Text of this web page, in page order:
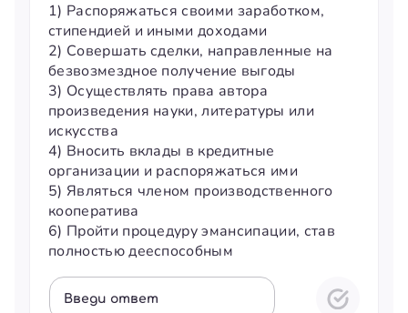
1) Распоряжаться своими заработком,
стипендией и иными доходами
2) Совершать сделки, направленные на
безвозмездное получение выгоды
3) Осуществлять права автора
произведения науки, литературы или
искусства
4) Вносить вклады в кредитные
организации и распоряжаться ими
5) Являться членом производственного
кооператива
6) Пройти процедуру эмансипации, став
полностью дееспособным
Введи ответ